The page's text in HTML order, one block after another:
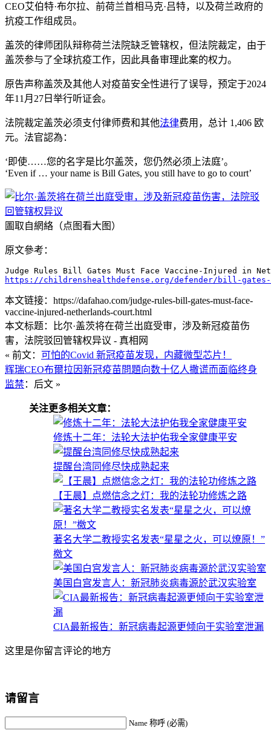
CEO艾伯特·布尔拉、前荷兰首相马克·吕特，以及荷兰政府的
抗疫工作组成员。
盖茨的律师团队辩称荷兰法院缺乏管辖权，但法院裁定，由于
盖茨参与了全球抗疫工作，因此具备审理此案的权力。
原告声称盖茨及其他人对疫苗安全性进行了误导，预定于2024
年11月27日举行听证会。
法院裁定盖茨必须支付律师费和其他法律费用，总计 1,406 欧
元。法官認為：
‘即使……您的名字是比尔盖茨，您仍然必须上法庭’。
‘Even if … your name is Bill Gates, you still have to go to court’
圖取自網絡（点图看大图）
原文參考：
https://childrenshealthdefense.org/defender/bill-
本文链接：https://dafahao.com/judge-rules-bill-gates-must-face-
vaccine-injured-netherlands-court.html
本文标题：比尔·盖茨将在荷兰出庭受审，涉及新冠疫苗伤
害，法院驳回管辖权异议 - 真相网
« 前文： 可怕的Covid 新冠疫苗发现，内藏微型芯片！
辉瑞CEO布爾拉因新冠疫苗問題向数十亿人撒谎而面临终身
监禁 ：后文 »
关注更多相关文章：
修炼十二年：法轮大法护佑我全家健康平安
提醒台湾同修尽快成熟起来
【王晨】点燃信念之灯：我的法轮功修炼之路
著名大学二教授实名发表“星星之火，可以燎原！”
檄文
美国白宫发言人：新冠肺炎病毒源於武汉实验室
CIA最新报告：新冠病毒起源更倾向于实验室泄漏
这里是你留言评论的地方
请留言
Name 称呼 (必需)